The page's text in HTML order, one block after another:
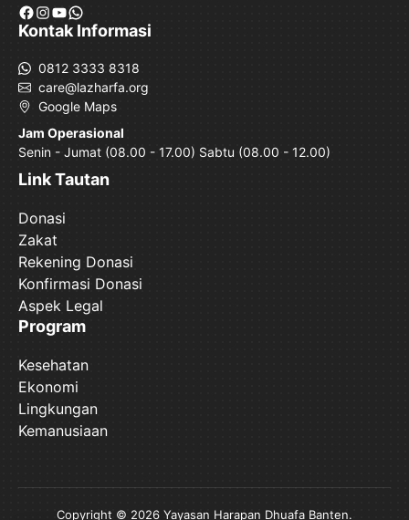
Facebook
Instagram
YouTube
WhatsApp
Kontak Informasi
0812 3333 8318
care@lazharfa.org
Google Maps
Jam Operasional
Senin - Jumat (08.00 - 17.00) Sabtu (08.00 - 12.00)
Link Tautan
Donasi
Zakat
Rekening Donasi
Konfirmasi Donasi
Aspek Legal
Program
Kesehatan
Ekonomi
Lingkungan
Kemanusiaan
Copyright © 2026 Yayasan Harapan Dhuafa Banten.